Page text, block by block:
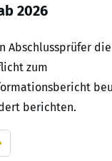
2026
Abschlussprüfer die
zum
berichten.